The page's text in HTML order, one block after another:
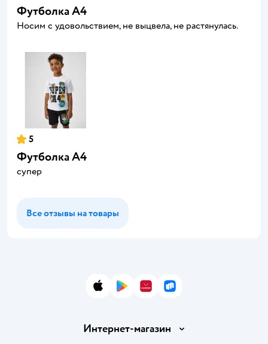
Футболка А4
Носим с удовольствием, не выцвела, не растянулась.
5
Футболка А4
супер
Все отзывы на товары
App StoreGoogle Play
AppGallery
RuStore
Интернет-магазин